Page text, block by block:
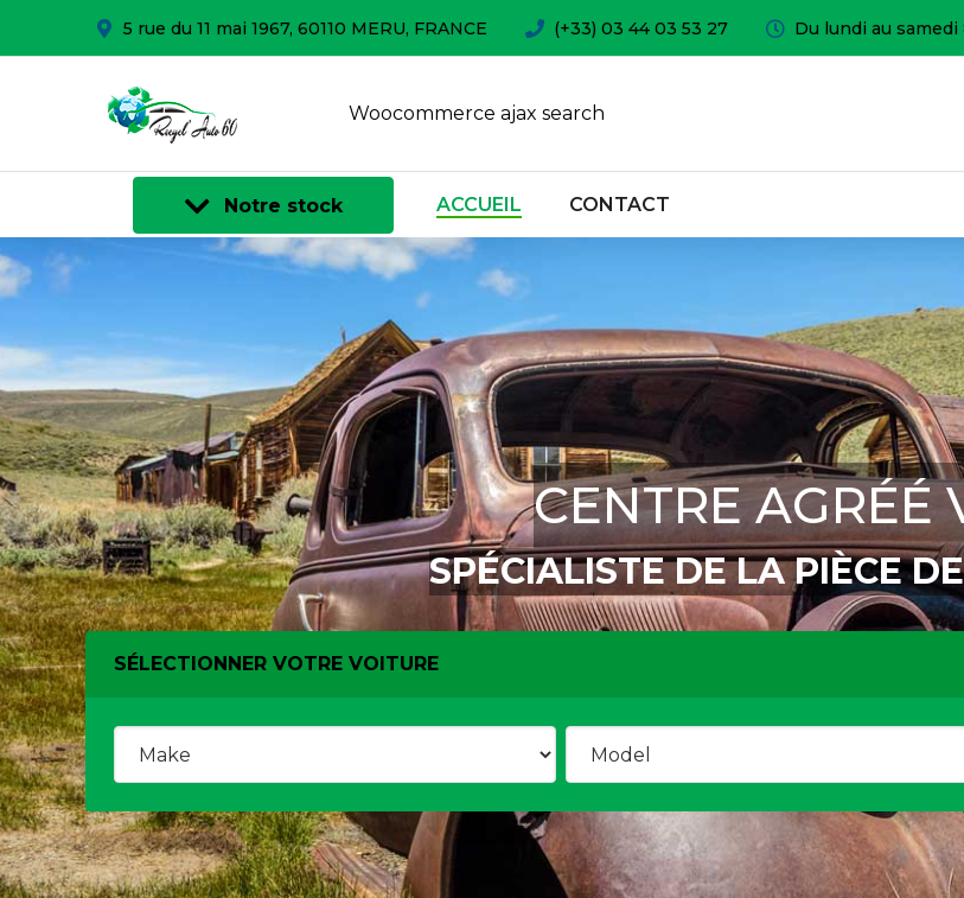
5 rue du 11 mai 1967, 60110 MERU, FRANCE (+33) 03 44 03 53 27 Du lundi au samedi
Woocommerce ajax search
Notre stock ACCUEIL CONTACT
CENTRE AGRÉÉ
SPÉCIALISTE DE LA PIÈCE
SÉLECTIONNER VOTRE VOITURE